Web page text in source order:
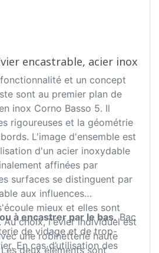
encastrable, acier inox
et un concept
sont au premier plan de
inox Corno Basso 5. Il
rigoureuses et la géométrie
L'image d'ensemble est
d'un acier inoxydable
affinées par
surfaces se distinguent par
aux influences
mieux et elles sont
Au choix, l'évier individuel est
une robinetterie haute
deux éléments sont
à encastrer par le bas. Bac
de vidage et de trop-
En cas d’utilisation des